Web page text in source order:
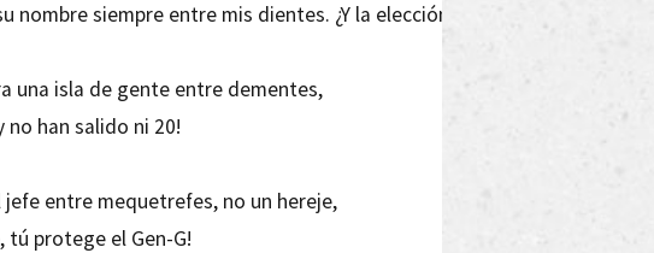
nombre siempre entre mis dientes. ¿Y la elección
una isla de gente entre dementes,
han salido ni 20!
jefe entre mequetrefes, no un hereje,
tú protege el Gen-G!